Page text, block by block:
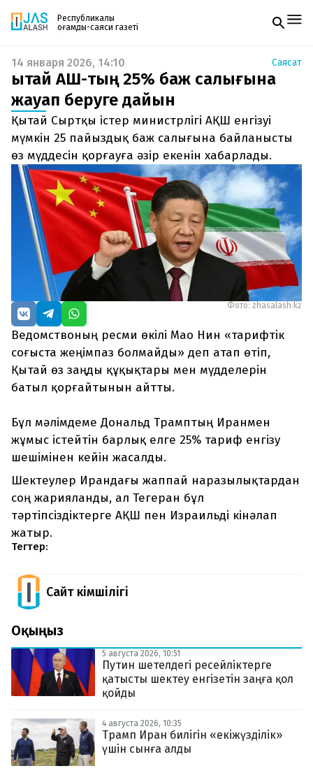
Республикалық
қоғамдық-саяси газеті
Жаңалықтар
Спорт
Live
Руханият
Аймақ
Архив
Заң және тәртіп
Редакциямен байланыс
+7 708 604 51 06
Жарнама бөлімі
+7 701 220 64 52
Пошта
zhasalash100@gmail.com
Газетке жазылу
PDF форматтағы газетті ай сайын электронды
поштаңызға алып отырыңыз. Жаңа нөмір
шыққан сәтте сізге бірден жіберіледі. Тек email
енгізіңіз, біз қалғанын өзіміз жібереміз.
14 января 2026, 14:10 Саясат
Қытай АҚШ-тың 25% баж салығына
жауап беруге дайын
Қытай Сыртқы істер министрлігі АҚШ енгізуі
мүмкін 25 пайыздық баж салығына байланысты
өз мүддесін қорғауға әзір екенін хабарлады.
Фото: zhasalash.kz
Ведомствоның ресми өкілі Мао Нин «тарифтік
соғыста жеңімпаз болмайды» деп атап өтіп,
Қытай өз заңды құқықтары мен мүдделерін
батыл қорғайтынын айтты.
Бұл мәлімдеме Дональд Трамптың Иранмен
жұмыс істейтін барлық елге 25% тариф енгізу
шешімінен кейін жасалды.
Шектеулер Ирандағы жаппай наразылықтардан
соң жарияланды, ал Тегеран бұл
тәртіпсіздіктерге АҚШ пен Израильді кінәлап
жатыр.
Тегтер:
Сайт Әкімшілігі
Оқыңыз
5 августа 2026, 10:51
Путин шетелдегі ресейліктерге
қатысты шектеу енгізетін заңға қол
қойды
4 августа 2026, 10:35
Трамп Иран билігін «екіжүзділік»
үшін сынға алды